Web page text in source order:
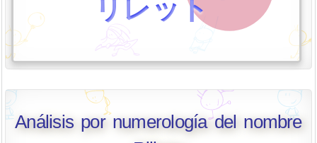
リレット
Análisis por numerología del nombre